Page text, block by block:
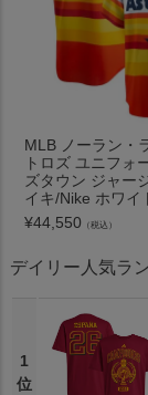
MLB ノーラン・
トロズ ユニフォ
ズタウン ジャー
イキ/Nike ホワイ
¥44,550 （税込）
デイリー人気ラ
1
位